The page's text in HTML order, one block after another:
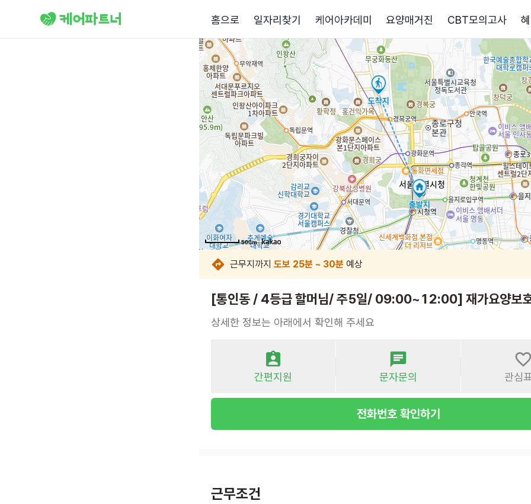
홈으로 일자리찾기 케어아카데미 요양매거진 CBT모의고사
500m
500m
500m
500m
500m
500m
500m
500m
근무지까지 도보 25분 ~ 30분 예상
[통인동 / 4등급 할머님/ 주5일/ 09:00~12:00] 재가요양보
상세한 정보는 아래에서 확인해 주세요
간편지원 문자문의 관심
전화번호 확인하기
근무조건